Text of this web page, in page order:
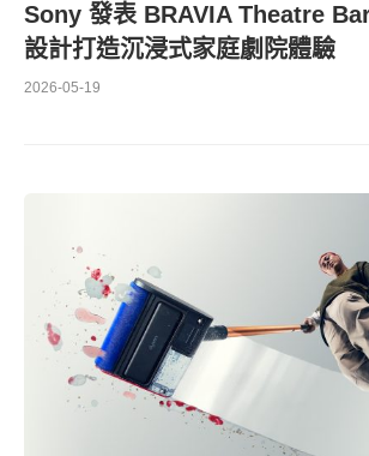
Sony 發表 BRAVIA Theatre
設計打造沉浸式家庭劇院體驗
2026-05-19